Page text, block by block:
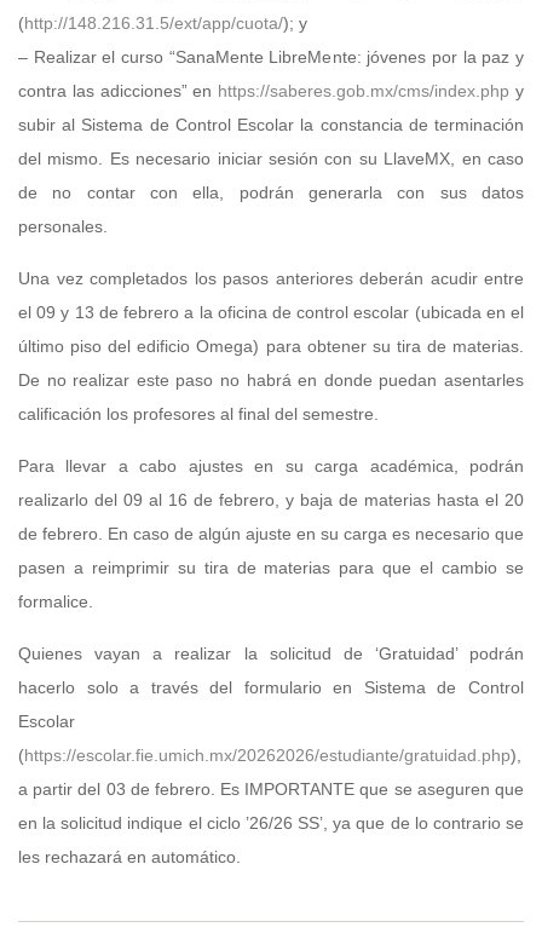
(http://148.216.31.5/ext/app/cuota/); y
– Realizar el curso “SanaMente LibreMente: jóvenes por la paz y
contra las adicciones” en https://saberes.gob.mx/cms/index.php y
subir al Sistema de Control Escolar la constancia de terminación
del mismo. Es necesario iniciar sesión con su LlaveMX, en caso
de no contar con ella, podrán generarla con sus datos
personales.
Una vez completados los pasos anteriores deberán acudir entre
el 09 y 13 de febrero a la oficina de control escolar (ubicada en el
último piso del edificio Omega) para obtener su tira de materias.
De no realizar este paso no habrá en donde puedan asentarles
calificación los profesores al final del semestre.
Para llevar a cabo ajustes en su carga académica, podrán
realizarlo del 09 al 16 de febrero, y baja de materias hasta el 20
de febrero. En caso de algún ajuste en su carga es necesario que
pasen a reimprimir su tira de materias para que el cambio se
formalice.
Quienes vayan a realizar la solicitud de ‘Gratuidad’ podrán
hacerlo solo a través del formulario en Sistema de Control
Escolar
(https://escolar.fie.umich.mx/20262026/estudiante/gratuidad.php),
a partir del 03 de febrero. Es IMPORTANTE que se aseguren que
en la solicitud indique el ciclo ’26/26 SS’, ya que de lo contrario se
les rechazará en automático.